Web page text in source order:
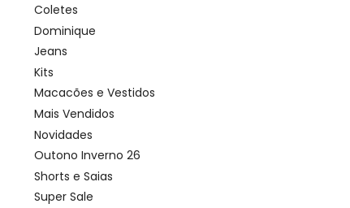
Coletes
Dominique
Jeans
Kits
Macacões e Vestidos
Mais Vendidos
Novidades
Outono Inverno 26
Shorts e Saias
Super Sale